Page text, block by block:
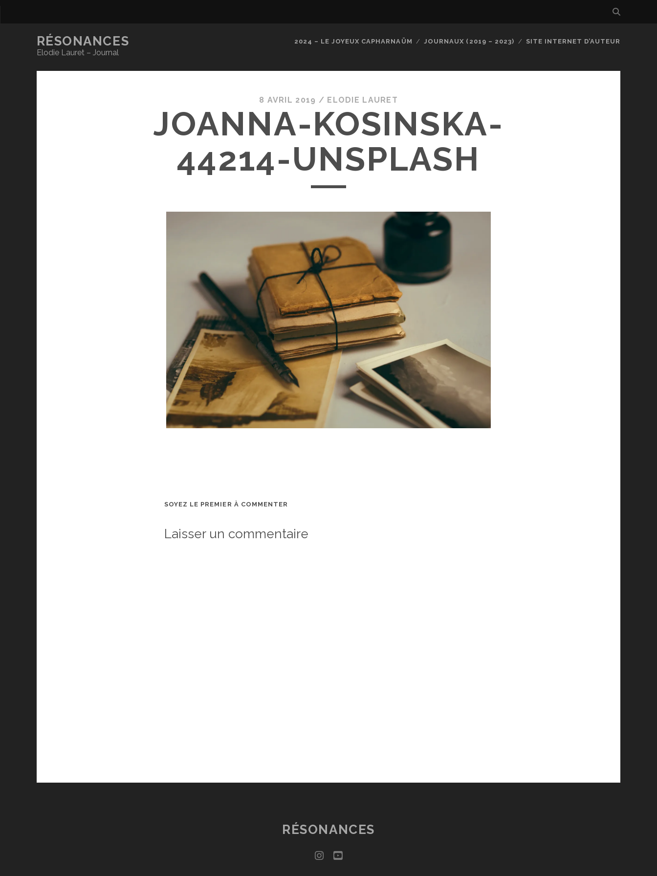
RÉSONANCES
Elodie Lauret – Journal
2024 – LE JOYEUX CAPHARNAÜM JOURNAUX (2019 – 2023) SITE INTERNET D’AUTEUR
8 AVRIL 2019 / ELODIE LAURET
JOANNA-KOSINSKA-
44214-UNSPLASH
SOYEZ LE PREMIER À COMMENTER
Laisser un commentaire
RÉSONANCES
instagram
youtube